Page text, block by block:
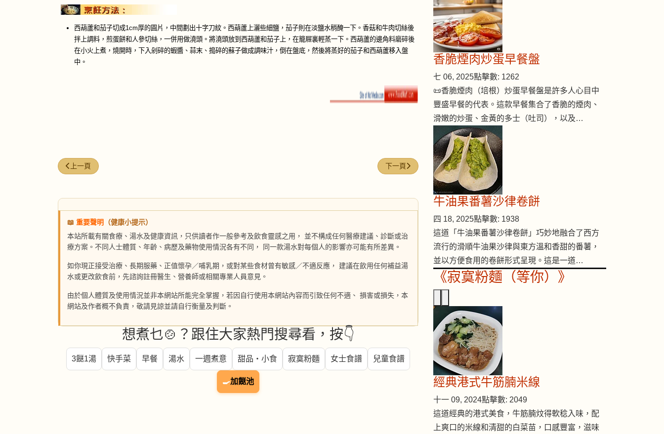
西葫蘆和茄子切成1cm厚的圓片，中間劃出十字刀紋。西葫蘆上灑些細鹽，茄子則在淡鹽水稍醃一下。香菇和牛肉切絲後
拌上調料，煎蛋餅和人參切絲，一併用做澆頭。將澆頭放到西葫蘆和茄子上，在籠屜裏輕蒸一下。西葫蘆的邊角料磨碎後
在小火上煮，燒開時，下入剁碎的蝦醬、蒜末、搗碎的蘇子做成調味汁，倒在盤底，然後將蒸好的茄子和西葫蘆移入盤
中。
上一篇文章: 烤人蔘鰻魚
上一頁 下一篇文章: 油炸人蔘三葉芹
下一頁
📖 重要聲明
（健康小提示）
本站所載有關食療、湯水及健康資訊，只供讀者作一般參考及飲食靈感之用， 並不構成任何醫療建議、診斷或治
療方案。不同人士體質、年齡、病歷及藥物使用情況各有不同， 同一款湯水對每個人的影響亦可能有所差異。
如你現正接受治療、長期服藥、正值懷孕／哺乳期，或對某些食材曾有敏感／不適反應， 建議在飲用任何補益湯
水或更改飲食前，先諮詢註冊醫生、營養師或相關專業人員意見。
由於個人體質及使用情況並非本網站所能完全掌握，若因自行使用本網站內容而引致任何不適、 損害或損失，本
網站及作者概不負責，敬請見諒並請自行衡量及判斷。
想煮乜🍲？跟住大家熱門搜尋看，按👇
3餸1湯 快手菜 早餐 湯水 一週煮意 甜品・小食 寂寞粉麵 女士食譜 兒童食譜
🍳加餸池
香脆煙肉炒蛋早餐盤
七 06, 2025點擊數: 1262
📜香脆煙肉（培根）炒蛋早餐盤是許多人心目中
豐盛早餐的代表。這款早餐集合了香脆的煙肉、
滑嫩的炒蛋、金黃的多士（吐司），以及…
牛油果番薯沙律卷餅
四 18, 2025點擊數: 1938
這道「牛油果番薯沙律卷餅」巧妙地融合了西方
流行的滑順牛油果沙律與東方溫和香甜的番薯，
並以方便食用的卷餅形式呈現。這是一道…
《寂寞粉麵（等你）》
經典港式牛筋腩米線
十一 09, 2024點擊數: 2049
這道經典的港式美食，牛筋腩炆得軟稔入味，配
上爽口的米線和清甜的白菜苗，口感豐富，滋味